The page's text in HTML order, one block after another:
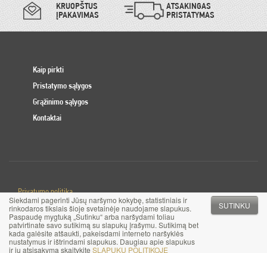
Siekdami pagerinti Jūsų naršymo kokybę, statistiniais ir
rinkodaros tikslais šioje svetainėje naudojame slapukus.
Paspaudę mygtuką „Sutinku“ arba naršydami toliau
patvirtinate savo sutikimą su slapukų įrašymu. Sutikimą bet
kada galėsite atšaukti, pakeisdami interneto naršyklės
nustatymus ir ištrindami slapukus. Daugiau apie slapukus
ir jų atsisakymą skaitykite SLAPUKŲ POLITIKOJE
SUTINKU
KRUOPŠTUS
ĮPAKAVIMAS
ATSAKINGAS
PRISTATYMAS
Kaip pirkti
Pristatymo sąlygos
Grąžinimo sąlygos
Kontaktai
Privatumo politika
Slapuku politika
© 2017 MB Pinigai.lt. Visos teisės saugomos